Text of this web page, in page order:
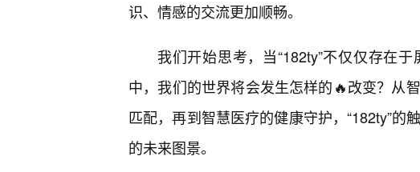
识、情感的交流更加顺畅。
我们开始思考，当“182ty”不仅仅存在
中，我们的世界将会发生怎样的🔥改变？从
匹配，再到智慧医疗的健康守护，“182ty”
的未来图景。